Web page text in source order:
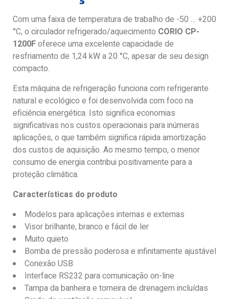
Com uma faixa de temperatura de trabalho de -50 … +200
°C, o circulador refrigerado/aquecimento CORIO CP-
1200Foferece uma excelente capacidade de
resfriamento de 1,24 kW a 20 °C, apesar de seu design
compacto.
Esta máquina de refrigeração funciona com refrigerante
natural e ecológico e foi desenvolvida com foco na
eficiência energética. Isto significa economias
significativas nos custos operacionais para inúmeras
aplicações, o que também significa rápida amortização
dos custos de aquisição. Ao mesmo tempo, o menor
consumo de energia contribui positivamente para a
proteção climática.
Características do produto
Modelos para aplicações internas e externas
Visor brilhante, branco e fácil de ler
Muito quieto
Bomba de pressão poderosa e infinitamente ajustável
Conexão USB
Interface RS232 para comunicação on-line
Tampa da banheira e torneira de drenagem incluídas